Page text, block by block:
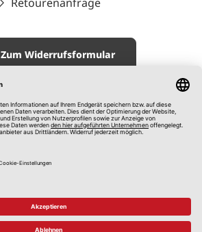
Zum Widerrufsformular
© 2026 tedox KG
Impressum
AGB
Datenschutz
Hinweisgebersystem